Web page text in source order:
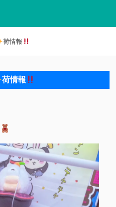
荷情報
荷情報